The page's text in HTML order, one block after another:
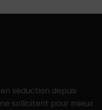
séduction depuis
sollicitent pour mieux